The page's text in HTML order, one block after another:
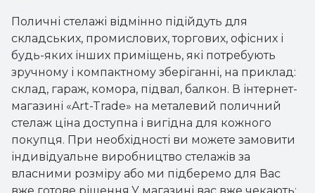
Поличні стелажі відмінно підійдуть для
складських, промислових, торгових, офісних і
будь-яких інших приміщень, які потребують
зручному і компактному зберіганні, на приклад:
склад, гараж, комора, підвал, балкон. В інтернет-
магазині «Art-Trade» на металевий поличний
стелаж ціна доступна і вигідна для кожного
покупця. При необхідності ви можете замовити
індивідуальне виробництво стелажів за
власними розміру або ми підберемо для Вас